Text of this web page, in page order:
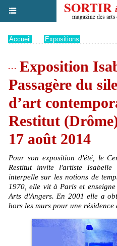
Accueil Expositions
Exposition
Passagère du
d’art
Restitut
17 août 2014
Pour son exposition d'été, le
Restitut invite l'artiste
interpelle sur les notions de
1970, elle vit à Paris et
Arts d'Angers. En 2001 elle a
hors les murs pour une résidence